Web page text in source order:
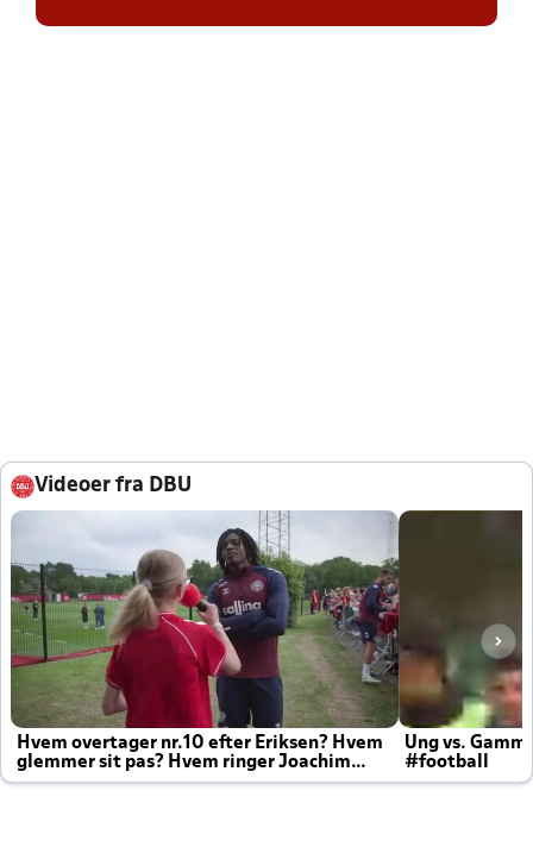
Videoer fra DBU
Hvem overtager nr.10 efter Eriksen? Hvem
glemmer sit pas? Hvem ringer Joachim
altid til efter kampe?
Ung vs.
#football